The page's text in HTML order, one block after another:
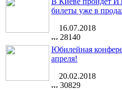
билеты уже в
16.07.2018
28140
Юбилейная
апреля!
20.02.2018
30829